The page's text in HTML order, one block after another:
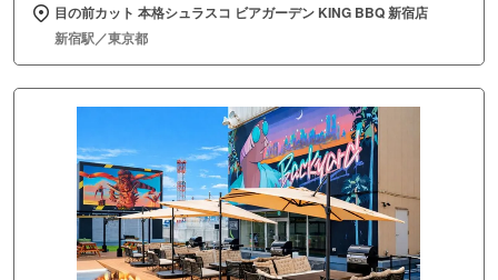
目の前カット 本格シュラスコ ビアガーデン KING BBQ 新宿店
新宿駅／東京都